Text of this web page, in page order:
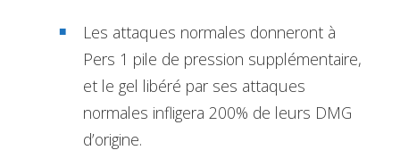
Les attaques normales donneront à
Pers 1 pile de pression supplémentaire,
et le gel libéré par ses attaques
normales infligera 200% de leurs DMG
d’origine.